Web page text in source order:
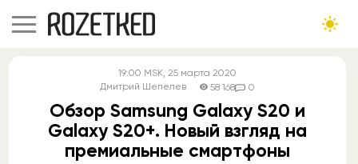
19:00 MSK, 25 марта 2020
Дмитрий Шепелев
58 168 0
Обзор Samsung Galaxy S20 и
Galaxy S20+. Новый взгляд на
премиальные смартфоны